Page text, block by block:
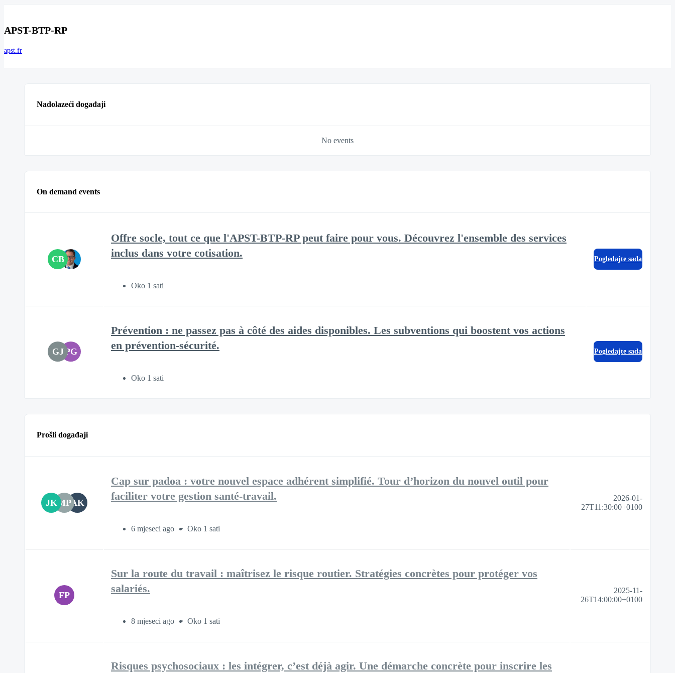
APST-BTP-RP
apst.fr
Nadolazeći događaji
No events
On demand events
CB
Offre socle, tout ce que l'APST-BTP-RP peut faire pour vous. Découvrez l'ensemble des services
inclus dans votre cotisation.​
Oko 1 sati
Pogledajte sada
GJ PG
Prévention : ne passez pas à côté des aides disponibles. Les subventions qui boostent vos actions
en prévention-sécurité.​
Oko 1 sati
Pogledajte sada
Prošli događaji
JK MPAK
Cap sur padoa : votre nouvel espace adhérent simplifié. Tour d’horizon du nouvel outil pour
faciliter votre gestion santé-travail.​
6 mjeseci ago Oko 1 sati
2026-01-
27T11:30:00+0100
FP
Sur la route du travail : maîtrisez le risque routier.​ Stratégies concrètes pour protéger vos
salariés.​
8 mjeseci ago Oko 1 sati
2025-11-
26T14:00:00+0100
Risques psychosociaux : les intégrer, c’est déjà agir.​ Une démarche concrète pour inscrire les